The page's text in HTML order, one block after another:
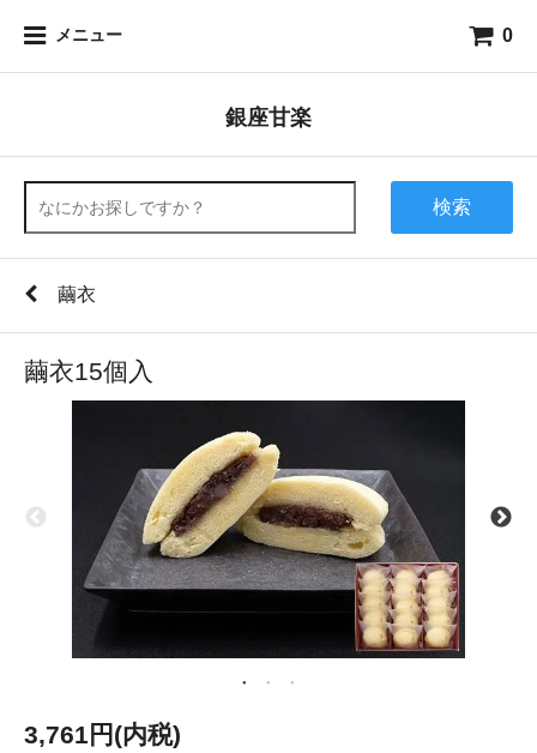
メニュー 0
銀座甘楽
検索
繭衣
繭衣15個入
3,761円(内税)